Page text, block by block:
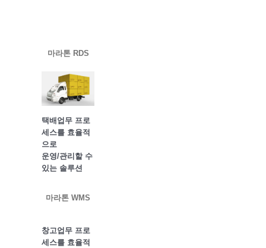
마라톤 RDS
택배업무 프로
세스를 효율적
으로
운영/관리할 수
있는 솔루션
마라톤 WMS
창고업무 프로
세스를 효율적